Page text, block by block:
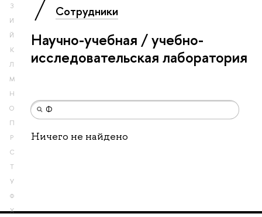
З
И
Й
К
Л
М
Н
О
П
Р
С
Т
У
Ф
Х
Сотрудники
Научно-учебная / учебно-
исследовательская лаборатория
Ничего не найдено